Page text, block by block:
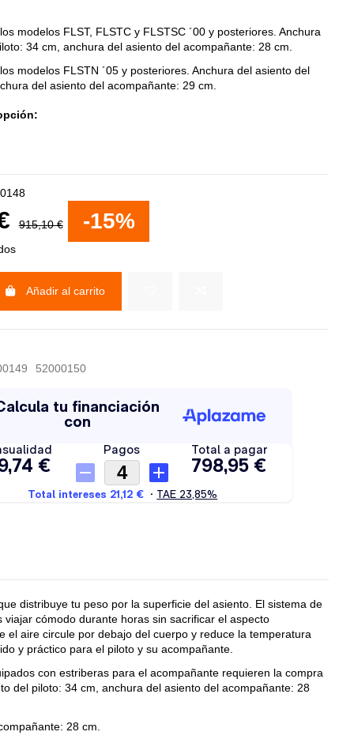
modelos FLST, FLSTC y FLSTSC ´00 y posteriores. Anchura
34 cm, anchura del asiento del acompañante: 28 cm.
modelos FLSTN ´05 y posteriores. Anchura del asiento del
del asiento del acompañante: 29 cm.
915,10 € -15%
Añadir al carrito
52000150
distribuye tu peso por la superficie del asiento. El sistema de
cómodo durante horas sin sacrificar el aspecto
aire circule por debajo del cuerpo y reduce la temperatura
y práctico para el piloto y su acompañante.
con estriberas para el acompañante requieren la compra
del piloto: 34 cm, anchura del asiento del acompañante: 28
28 cm.